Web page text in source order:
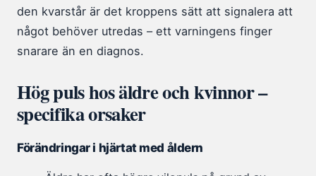
den kvarstår är det kroppens sätt att signalera att
något behöver utredas – ett varningens finger
snarare än en diagnos.
Hög puls hos äldre och kvinnor –
specifika orsaker
Förändringar i hjärtat med åldern